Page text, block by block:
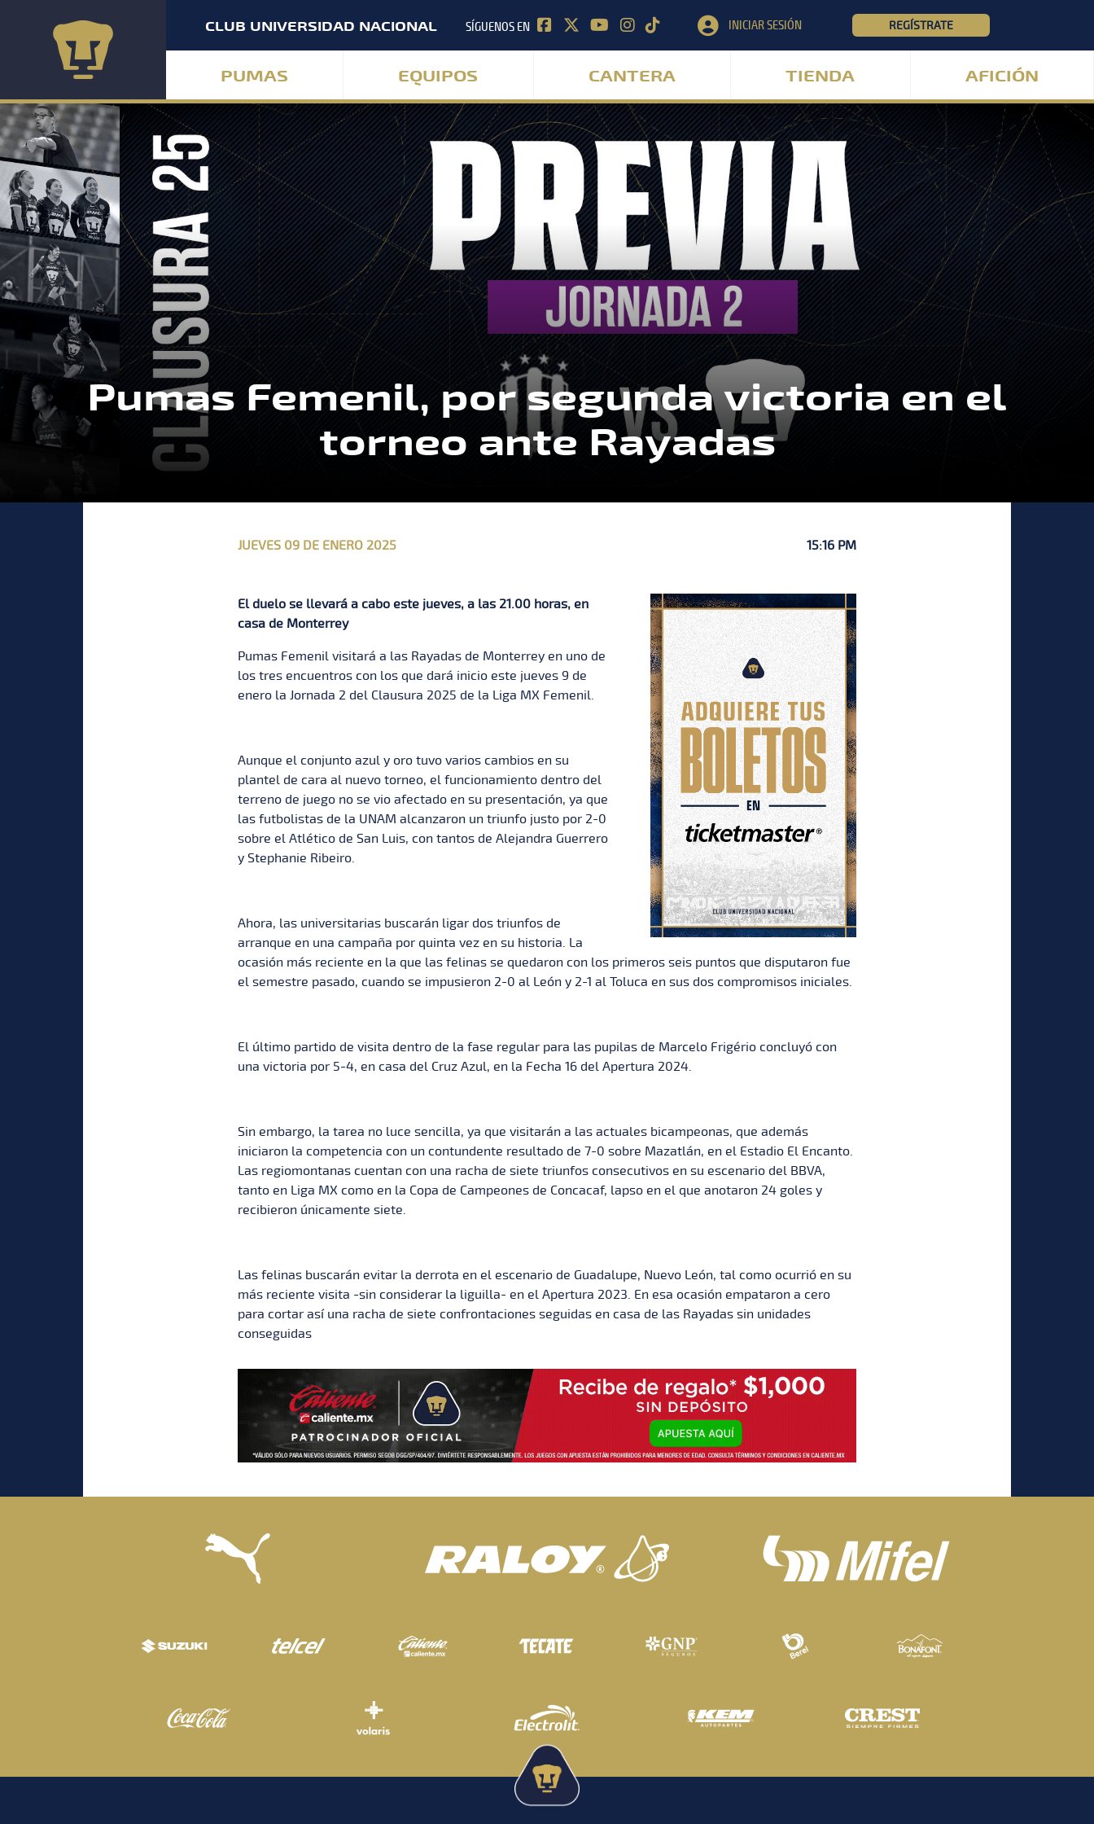
CLUB UNIVERSIDAD NACIONAL SÍGUENOS EN INICIAR SESIÓN REGÍSTRATE
PUMAS EQUIPOS CANTERA TIENDA AFICIÓN
Pumas Femenil, por segunda victoria en el
torneo ante Rayadas
JUEVES 09 DE ENERO 2025 15:16 PM
El duelo se llevará a cabo este jueves, a las 21.00 horas, en
casa de Monterrey
Pumas Femenil visitará a las Rayadas de Monterrey en uno de
los tres encuentros con los que dará inicio este jueves 9 de
enero la Jornada 2 del Clausura 2025 de la Liga MX Femenil.
Aunque el conjunto azul y oro tuvo varios cambios en su
plantel de cara al nuevo torneo, el funcionamiento dentro del
terreno de juego no se vio afectado en su presentación, ya que
las futbolistas de la UNAM alcanzaron un triunfo justo por 2-0
sobre el Atlético de San Luis, con tantos de Alejandra Guerrero
y Stephanie Ribeiro.
Ahora, las universitarias buscarán ligar dos triunfos de
arranque en una campaña por quinta vez en su historia. La
ocasión más reciente en la que las felinas se quedaron con los primeros seis puntos que disputaron fue
el semestre pasado, cuando se impusieron 2-0 al León y 2-1 al Toluca en sus dos compromisos iniciales.
El último partido de visita dentro de la fase regular para las pupilas de Marcelo Frigério concluyó con
una victoria por 5-4, en casa del Cruz Azul, en la Fecha 16 del Apertura 2024.
Sin embargo, la tarea no luce sencilla, ya que visitarán a las actuales bicampeonas, que además
iniciaron la competencia con un contundente resultado de 7-0 sobre Mazatlán, en el Estadio El Encanto.
Las regiomontanas cuentan con una racha de siete triunfos consecutivos en su escenario del BBVA,
tanto en Liga MX como en la Copa de Campeones de Concacaf, lapso en el que anotaron 24 goles y
recibieron únicamente siete.
Las felinas buscarán evitar la derrota en el escenario de Guadalupe, Nuevo León, tal como ocurrió en su
más reciente visita -sin considerar la liguilla- en el Apertura 2023. En esa ocasión empataron a cero
para cortar así una racha de siete confrontaciones seguidas en casa de las Rayadas sin unidades
conseguidas